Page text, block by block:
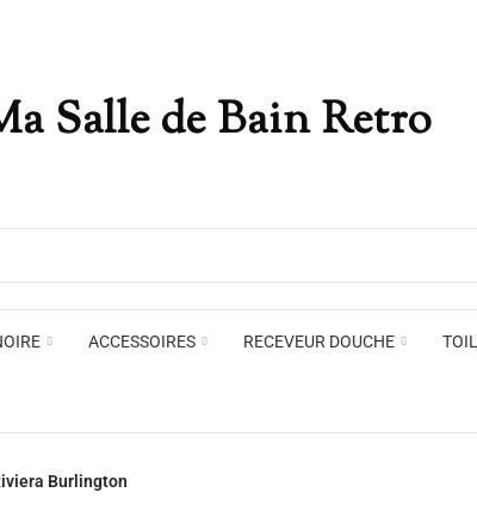
Salle de Bain Retro
ACCESSOIRES RECEVEUR DOUCHE
, spots et pendants
murales
Burlington